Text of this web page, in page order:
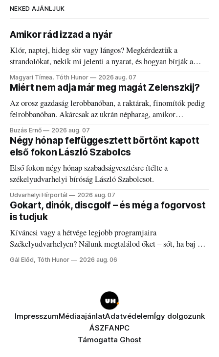
NEKED AJÁNLJUK
Amikor rád izzad a nyár
Klór, naptej, hideg sör vagy lángos? Megkérdeztük a
strandolókat, nekik mi jelenti a nyarat, és hogyan bírják a
kánikulát.
Magyari Tímea, Tóth Hunor 2026 aug. 07
Miért nem adja már meg magát Zelenszkij?
Az orosz gazdaság lerobbanóban, a raktárak, finomítók pedig
felrobbanóban. Akárcsak az ukrán népharag, amikor
elégedetlen vezetőivel.
Buzás Ernő 2026 aug. 07
Négy hónap felfüggesztett börtönt kapott
első fokon László Szabolcs
Első fokon négy hónap szabadságvesztésre ítélte a
székelyudvarhelyi bíróság László Szabolcsot.
Udvarhelyi Hírportál 2026 aug. 07
Gokart, dinók, discgolf – és még a fogorvost
is tudjuk
Kíváncsi vagy a hétvége legjobb programjaira
Székelyudvarhelyen? Nálunk megtalálod őket – sőt, ha baj van
a fogaddal, a fogorvosi ügyeletet is!
Gál Előd, Tóth Hunor 2026 aug. 06
ImpresszumMédiaajánlatAdatvédelemÍgy dolgozunk
ÁSZFANPC
Támogatta Ghost